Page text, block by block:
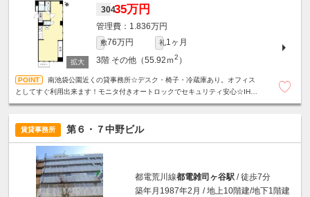
30435万円
1.836万円
敷76万円 礼1ヶ月
3階 その他（55.92ｍ2 ）
南池袋公園近くの貸事務所☆デスク・椅子・冷蔵庫あり。オフィス
としてすぐ利用出来ます！モニタ付きオートロックでセキュリティ安心☆IH3
賃貸事務所 第６・７中野ビル
都電荒川線都電雑司ヶ谷駅 / 徒歩7分
築年月1987年2月 / 地上10階建/地下1階建